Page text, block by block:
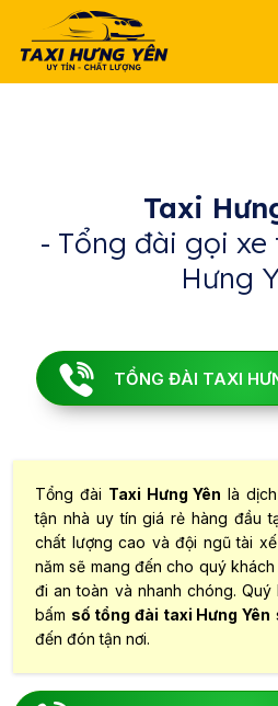
Taxi
- Tổng đài gọi
Hưng
TỔNG ĐÀI TAXI
Tổng đài Taxi Hưng Yên là
tận nhà uy tín giá rẻ hàng đầu
chất lượng cao và đội ngũ tài
năm sẽ mang đến cho quý
đi an toàn và nhanh chóng.
bấm số tổng đài taxi Hưng Yên
đến đón tận nơi.